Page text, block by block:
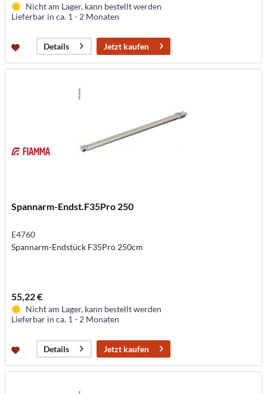
Nicht am Lager, kann bestellt werden
Lieferbar in ca. 1 - 2 Monaten
Details Jetzt kaufen
Spannarm-Endst.F35Pro 250
E4760
Spannarm-Endstück F35Pro 250cm
55,22 €
Nicht am Lager, kann bestellt werden
Lieferbar in ca. 1 - 2 Monaten
Details Jetzt kaufen